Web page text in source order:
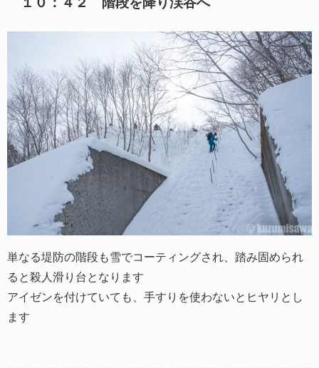
単なる堤防の階段も雪でコーティングされ、踏み固められ
ると殺人滑り台となります
アイゼンを付けていても、手すりを使わないとヒヤリとし
ます